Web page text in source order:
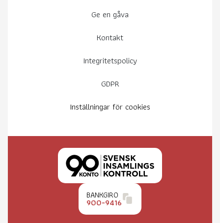
Ge en gåva
Kontakt
Integritetspolicy
GDPR
Inställningar för cookies
BANKGIRO
900-9416